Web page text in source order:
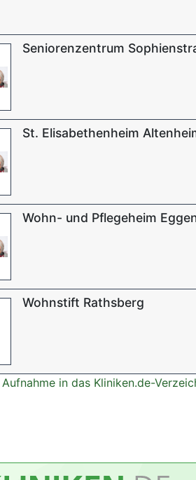
Seniorenzentrum
St. Elisabethenheim
Wohn- und Pflegeheim
Wohnstift Rathsberg
in das Kliniken.de-